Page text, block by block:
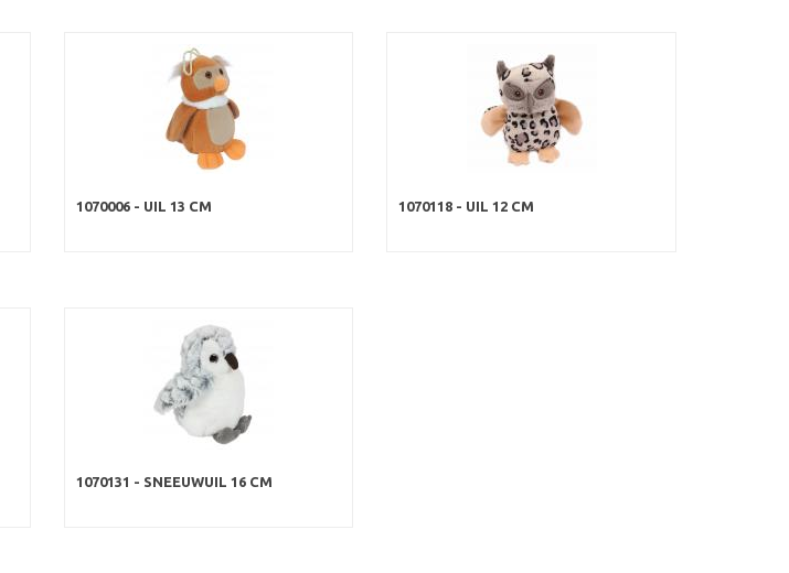
1070006 - UIL 13 CM 1070118 - UIL 12 CM
1070131 - SNEEUWUIL 16 CM